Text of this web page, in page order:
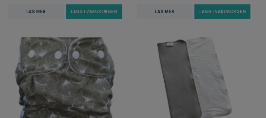
LÄS MER LÄGG I VARUKORGEN LÄS MER LÄGG I VARUKORGEN